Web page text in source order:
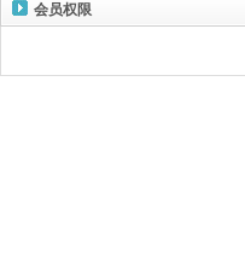
会员权限